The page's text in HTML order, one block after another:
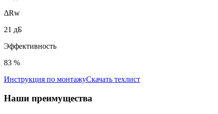
ΔRw
21 дБ
Эффективность
83 %
Инструкция по монтажуСкачать техлист
Наши преимущества